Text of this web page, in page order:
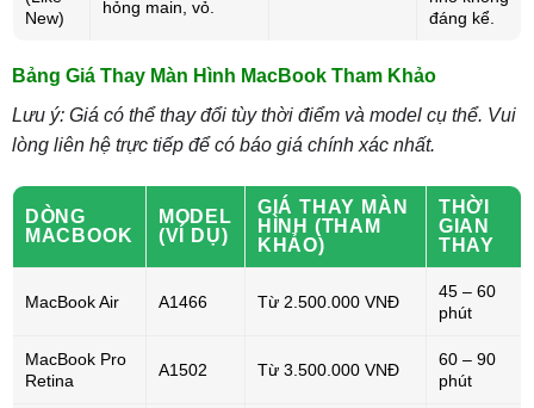
New)
hỏng main, vỏ.
đáng kể.
Bảng Giá Thay Màn Hình MacBook Tham Khảo
Lưu ý: Giá có thể thay đổi tùy thời điểm và model cụ thể. Vui
lòng liên hệ trực tiếp để có báo giá chính xác nhất.
DÒNG
MACBOOK
MODEL
(VÍ DỤ)
GIÁ THAY MÀN
HÌNH (THAM
KHẢO)
THỜI
GIAN
THAY
MacBook Air A1466 Từ 2.500.000 VNĐ
45 – 60
phút
MacBook Pro
Retina
A1502 Từ 3.500.000 VNĐ
60 – 90
phút